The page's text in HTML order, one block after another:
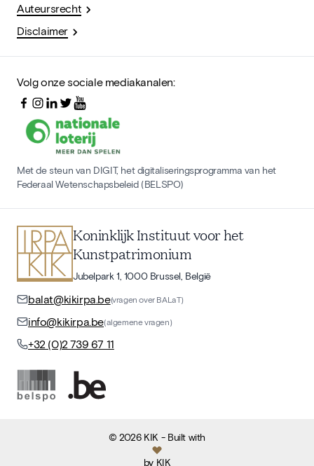
Auteursrecht
Disclaimer
Volg onze sociale mediakanalen:
Met de steun van DIGIT, het digitaliseringsprogramma van het
Federaal Wetenschapsbeleid (BELSPO)
Koninklijk Instituut voor het
Kunstpatrimonium
Jubelpark 1, 1000 Brussel, België
balat@kikirpa.be(vragen over BALaT)
info@kikirpa.be(algemene vragen)
+32 (0)2 739 67 11
©2026 KIK - Built with
by KIK